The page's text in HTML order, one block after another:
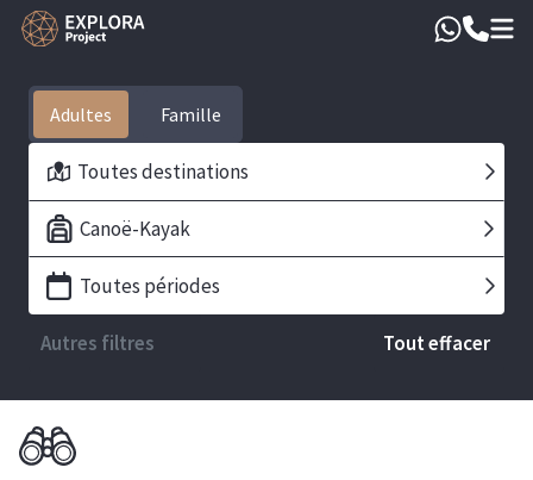
Adultes
Toutes destinations
Canoë-Kayak
Toutes périodes
Autres filtres Tout effacer